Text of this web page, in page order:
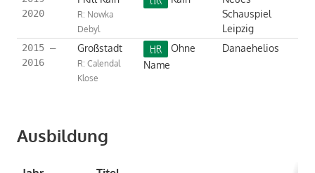
2020
R: Nowka
Debyl
Schauspiel
Leipzig
2015 –
2016
Großstadt
R: Calendal
Klose
HR
Ohne
Name
Danaehelios
Ausbildung